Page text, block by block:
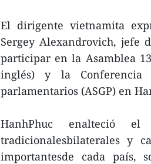
El dirigente vietnamita
Sergey Alexandrovich, jefe
participar en la Asamblea
inglés) y la Conferencia
parlamentarios (ASGP) en
HanhPhuc enalteció
tradicionalesbilaterales y
importantesde cada país,